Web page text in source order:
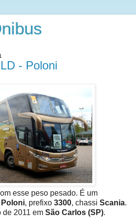
- Poloni
esse peso pesado. É um
Poloni, prefixo 3300, chassi Scania.
de 2011 em São Carlos (SP).